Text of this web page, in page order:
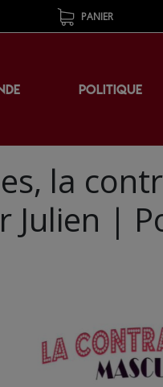
PANIER
POLITIQUE
la
Julien |